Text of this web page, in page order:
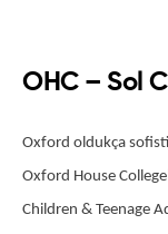
OHC – Sol
Oxford oldukça
Oxford House
Children & Teenage